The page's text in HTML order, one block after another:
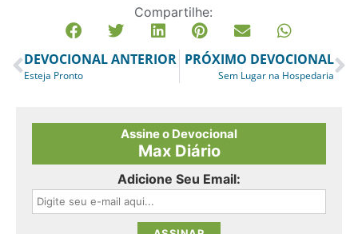
Compartilhe:
DEVOCIONAL ANTERIOR
Esteja Pronto
PRÓXIMO DEVOCIONAL
Sem Lugar na Hospedaria
Assine o Devocional
Max Diário
Adicione Seu Email: